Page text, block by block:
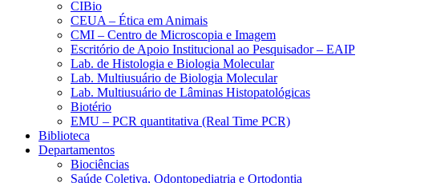
CIBio
CEUA – Ética em Animais
CMI – Centro de Microscopia e Imagem
Escritório de Apoio Institucional ao Pesquisador – EAIP
Lab. de Histologia e Biologia Molecular
Lab. Multiusuário de Biologia Molecular
Lab. Multiusuário de Lâminas Histopatológicas
Biotério
EMU – PCR quantitativa (Real Time PCR)
Biblioteca
Departamentos
Biociências
Saúde Coletiva, Odontopediatria e Ortodontia